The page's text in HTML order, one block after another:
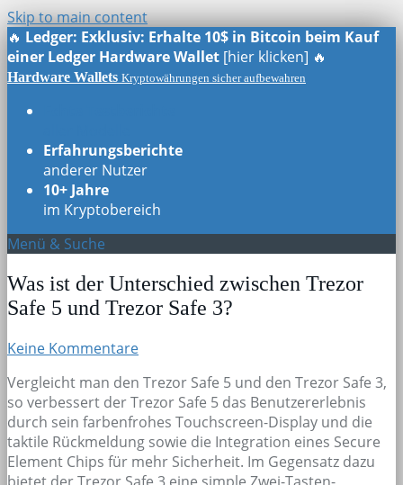
Skip to main content
🔥 Ledger: Exklusiv: Erhalte 10$ in Bitcoin beim Kauf
einer Ledger Hardware Wallet [hier klicken] 🔥
Hardware Wallets Kryptowährungen sicher aufbewahren
Erfahrungsberichte
anderer Nutzer
10+ Jahre
im Kryptobereich
Menü & Suche
Was ist der Unterschied zwischen Trezor
Safe 5 und Trezor Safe 3?
Keine Kommentare
Vergleicht man den Trezor Safe 5 und den Trezor Safe 3,
so verbessert der Trezor Safe 5 das Benutzererlebnis
durch sein farbenfrohes Touchscreen-Display und die
taktile Rückmeldung sowie die Integration eines Secure
Element Chips für mehr Sicherheit. Im Gegensatz dazu